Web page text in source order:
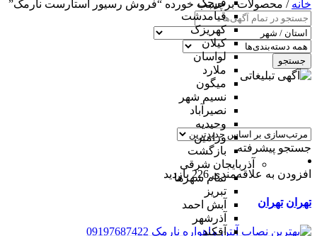
قرچک
قیامدشت
کهریزک
کیلان
لواسان
ملارد
میگون
نسیم شهر
نصیرآباد
وحیدیه
ورامین
بازگشت
آذربایجان شرقی
تمام شهر‌ها
تبریز
آبش احمد
آذرشهر
آقکند
خانه / محصولات برچسب خورده “فروش رسیور استارست نارمک”
جستجو
جستجو پیشرفته
افزودن به علاقه‌مندی 226 بازدید
تهران تهران